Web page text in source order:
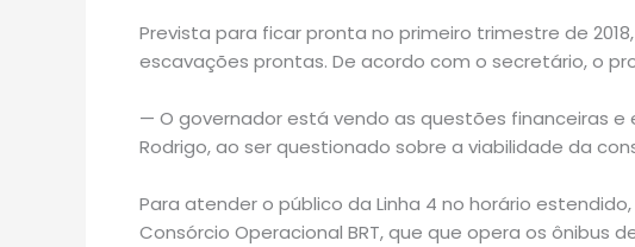
Prevista para ficar pronta no primeiro trimestre de
escavações prontas. De acordo com o secretário, o
— O governador está vendo as questões financeiras
Rodrigo, ao ser questionado sobre a viabilidade da
Para atender o público da Linha 4 no horário
Consórcio Operacional BRT, que que opera os ônibus